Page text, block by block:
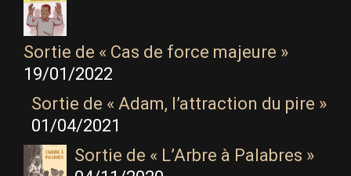
Sortie de « Cas de force majeure »
19/01/2022
Sortie de « Adam, l’attraction du pire »
01/04/2021
Sortie de « L’Arbre à Palabres »